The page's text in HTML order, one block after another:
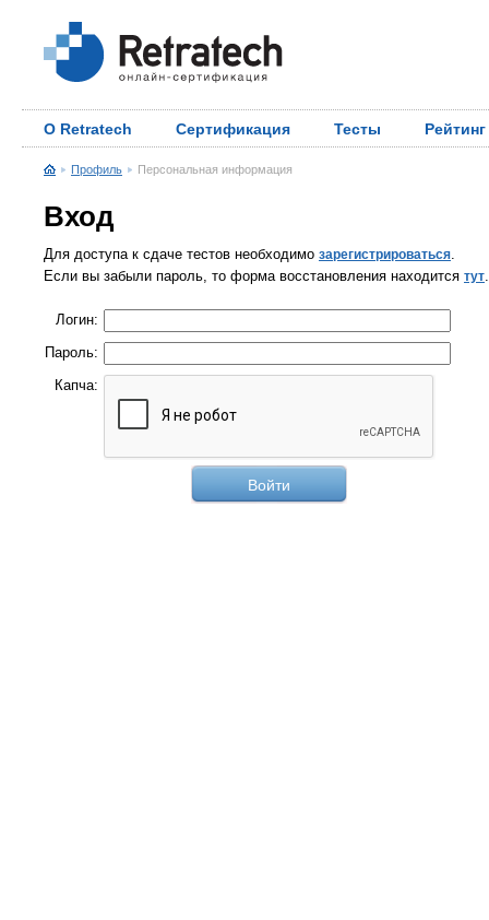
О Retratech Сертификация Тесты Рейтинг
Профиль Персональная информация
Вход
Для доступа к сдаче тестов необходимо зарегистрироваться.
Если вы забыли пароль, то форма восстановления находится тут.
Логин:
Пароль:
Капча: